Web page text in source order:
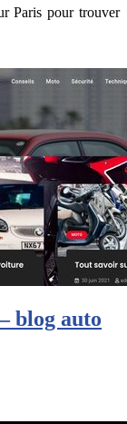
Paris pour trouver
blog auto